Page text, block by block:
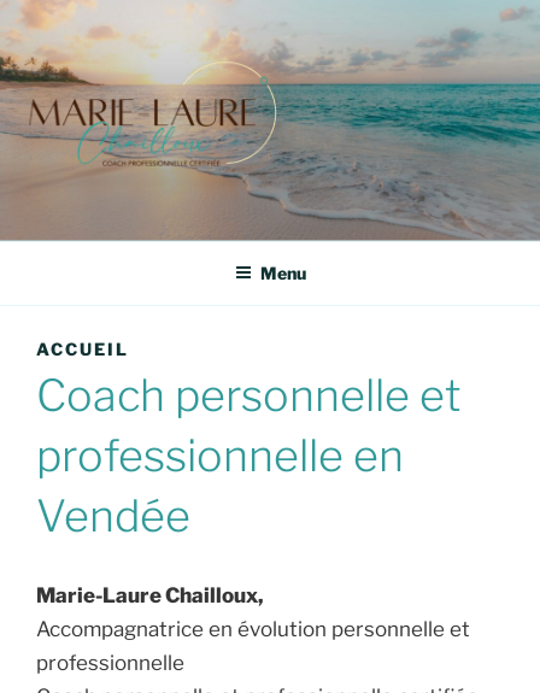
au
contenu
principal
ML CHAILLOUX –
COACH
PROFESSIONNELLE
CERTIFIÉE
Menu
ACCUEIL
Coach personnelle et
professionnelle en
Vendée
Marie-Laure Chailloux,
Accompagnatrice en évolution personnelle et
professionnelle